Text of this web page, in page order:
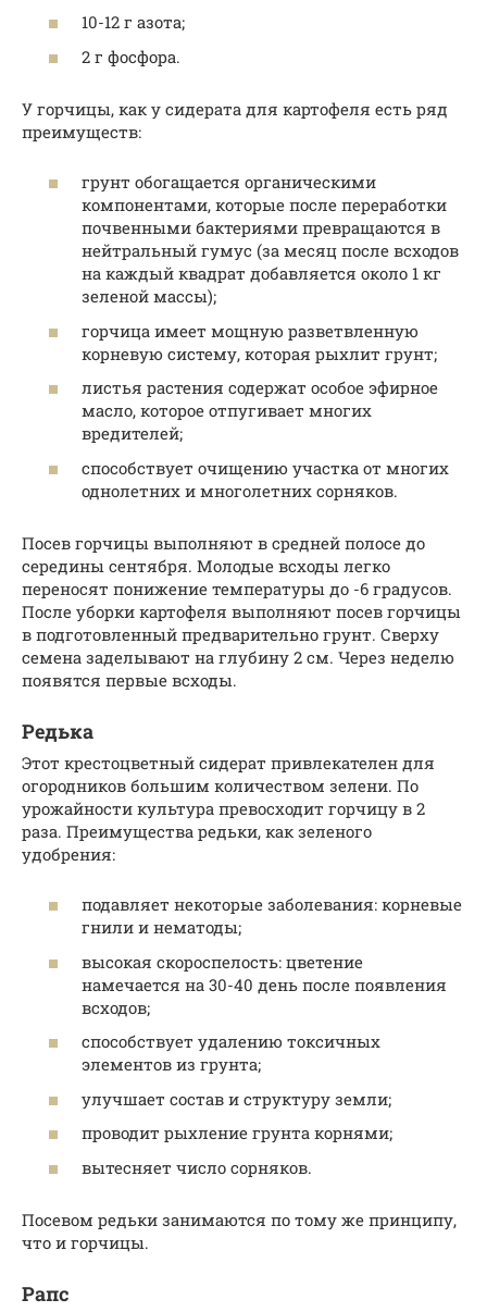
10-12 г азота;
2 г фосфора.
У горчицы, как у сидерата для картофеля есть ряд
преимуществ:
грунт обогащается органическими
компонентами, которые после переработки
почвенными бактериями превращаются в
нейтральный гумус (за месяц после всходов
на каждый квадрат добавляется около 1 кг
зеленой массы);
горчица имеет мощную разветвленную
корневую систему, которая рыхлит грунт;
листья растения содержат особое эфирное
масло, которое отпугивает многих
вредителей;
способствует очищению участка от многих
однолетних и многолетних сорняков.
Посев горчицы выполняют в средней полосе до
середины сентября. Молодые всходы легко
переносят понижение температуры до -6 градусов.
После уборки картофеля выполняют посев горчицы
в подготовленный предварительно грунт. Сверху
семена заделывают на глубину 2 см. Через неделю
появятся первые всходы.
Редька
Этот крестоцветный сидерат привлекателен для
огородников большим количеством зелени. По
урожайности культура превосходит горчицу в 2
раза. Преимущества редьки, как зеленого
удобрения:
подавляет некоторые заболевания: корневые
гнили и нематоды;
высокая скороспелость: цветение
намечается на 30-40 день после появления
всходов;
способствует удалению токсичных
элементов из грунта;
улучшает состав и структуру земли;
проводит рыхление грунта корнями;
вытесняет число сорняков.
Посевом редьки занимаются по тому же принципу,
что и горчицы.
Рапс